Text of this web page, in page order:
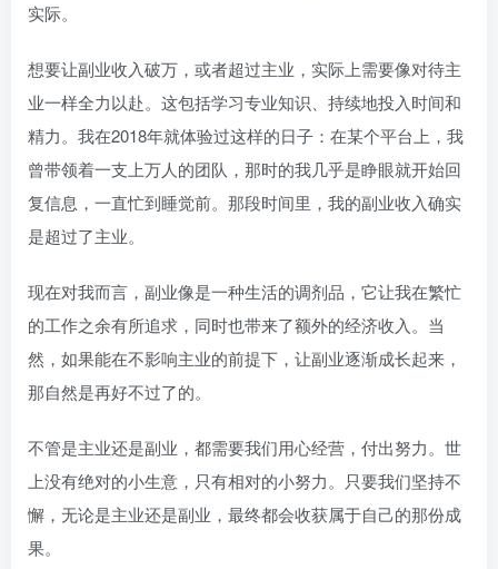
实际。
想要让副业收入破万，或者超过主业，实际上需要像对待主
业一样全力以赴。这包括学习专业知识、持续地投入时间和
精力。我在2018年就体验过这样的日子：在某个平台上，我
曾带领着一支上万人的团队，那时的我几乎是睁眼就开始回
复信息，一直忙到睡觉前。那段时间里，我的副业收入确实
是超过了主业。
现在对我而言，副业像是一种生活的调剂品，它让我在繁忙
的工作之余有所追求，同时也带来了额外的经济收入。当
然，如果能在不影响主业的前提下，让副业逐渐成长起来，
那自然是再好不过了的。
不管是主业还是副业，都需要我们用心经营，付出努力。世
上没有绝对的小生意，只有相对的小努力。只要我们坚持不
懈，无论是主业还是副业，最终都会收获属于自己的那份成
果。